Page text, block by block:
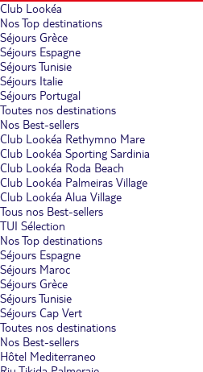
Club Lookéa
Nos Top destinations
Séjours Grèce
Séjours Espagne
Séjours Tunisie
Séjours Italie
Séjours Portugal
Toutes nos destinations
Nos Best-sellers
Club Lookéa Rethymno Mare
Club Lookéa Sporting Sardinia
Club Lookéa Roda Beach
Club Lookéa Palmeiras Village
Club Lookéa Alua Village
Tous nos Best-sellers
TUI Sélection
Nos Top destinations
Séjours Espagne
Séjours Maroc
Séjours Grèce
Séjours Tunisie
Séjours Cap Vert
Toutes nos destinations
Nos Best-sellers
Hôtel Mediterraneo